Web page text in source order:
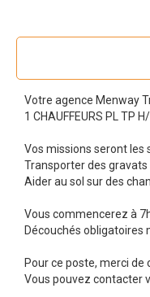
Votre agence Menway
1 CHAUFFEURS PL TP
Vos missions seront les
Transporter des
Aider au sol sur des
Vous commencerez à
Découchés obligatoires
Pour ce poste, merci
Vous pouvez contacter